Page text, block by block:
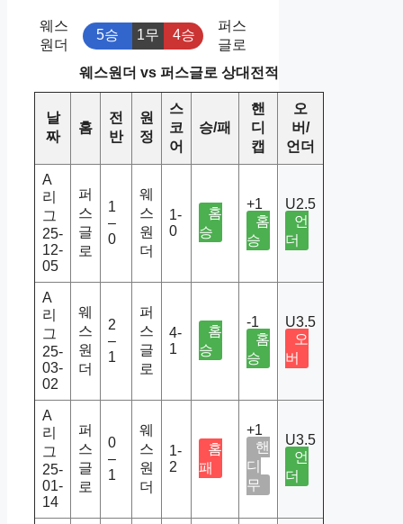
웨스
원더
5승 1무 4승
퍼스
글로
웨스원더 vs 퍼스글로 상대전적
날
짜
홈
전
반
원
정
스
코
어
승/패
핸
디
캡
오
버/
언더
A
리
그
25-
12-
05
퍼
스
글
로
1
–
0
웨
스
원
더
1-
0
홈
승
+1
홈
승
U2.5
언
더
A
리
그
25-
03-
02
웨
스
원
더
2
–
1
퍼
스
글
로
4-
1
홈
승
-1
홈
승
U3.5
오
버
A
리
그
25-
01-
14
퍼
스
글
로
0
–
1
웨
스
원
더
1-
2
홈
패
+1
핸
디
무
U3.5
언
더